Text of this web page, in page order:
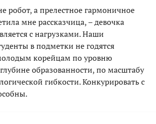
робот, а прелестное гармоничное
мне рассказчица, – девочка
с нагрузками. Наши
в подметки не годятся
корейцам по уровню
образованности, по масштабу
гибкости. Конкурировать с